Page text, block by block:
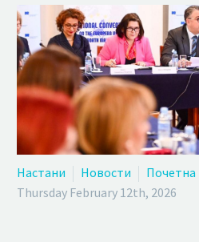
Настани Новости
Почетна
Thursday February 12th, 2026